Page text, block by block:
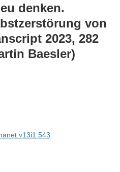
denken.
von
2023, 282
Baesler)